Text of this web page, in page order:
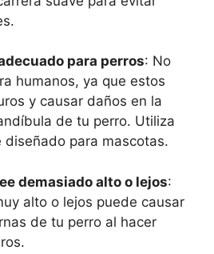
para perros: No
humanos, ya que estos
y causar daños en la
de tu perro. Utiliza
diseñado para mascotas.
demasiado alto o lejos:
alto o lejos puede causar
de tu perro al hacer